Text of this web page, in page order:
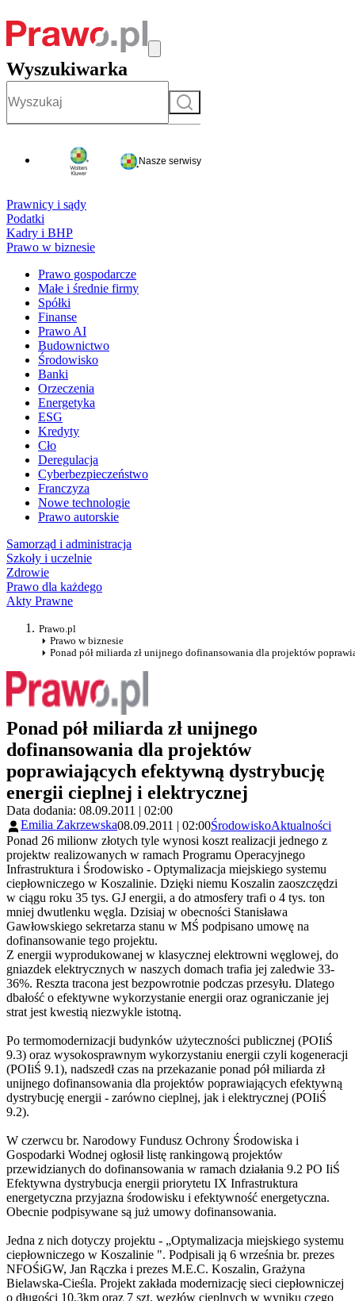
Wyszukiwarka
Szukaj
Nasze serwisy
Prawnicy i sądy
Podatki
Kadry i BHP
Prawo w biznesie
Prawo gospodarcze
Małe i średnie firmy
Spółki
Finanse
Prawo AI
Budownictwo
Środowisko
Banki
Orzeczenia
Energetyka
ESG
Kredyty
Cło
Deregulacja
Cyberbezpieczeństwo
Franczyza
Nowe technologie
Prawo autorskie
Samorząd i administracja
Szkoły i uczelnie
Zdrowie
Prawo dla każdego
Akty Prawne
Prawo.pl
Prawo w biznesie
Ponad pół miliarda zł unijnego dofinansowania dla projektów
Ponad pół miliarda zł unijnego
dofinansowania dla projektów
poprawiających efektywną dystrybucję
energii cieplnej i elektrycznej
Data dodania: 08.09.2011 | 02:00
Emilia Zakrzewska08.09.2011 | 02:00ŚrodowiskoAktualności
Ponad 26 milionw złotych tyle wynosi koszt realizacji jednego z
projektw realizowanych w ramach Programu Operacyjnego
Infrastruktura i Środowisko - Optymalizacja miejskiego systemu
ciepłowniczego w Koszalinie. Dzięki niemu Koszalin zaoszczędzi
w ciągu roku 35 tys. GJ energii, a do atmosfery trafi o 4 tys. ton
mniej dwutlenku węgla. Dzisiaj w obecności Stanisława
Gawłowskiego sekretarza stanu w MŚ podpisano umowę na
dofinansowanie tego projektu.
Z energii wyprodukowanej w klasycznej elektrowni węglowej, do
gniazdek elektrycznych w naszych domach trafia jej zaledwie 33-
36%. Reszta tracona jest bezpowrotnie podczas przesyłu. Dlatego
dbałość o efektywne wykorzystanie energii oraz ograniczanie jej
strat jest kwestią niezwykle istotną.
Po termomodernizacji budynków użyteczności publicznej (POIiŚ
9.3) oraz wysokosprawnym wykorzystaniu energii czyli kogeneracji
(POIiŚ 9.1), nadszedł czas na przekazanie ponad pół miliarda zł
unijnego dofinansowania dla projektów poprawiających efektywną
dystrybucję energii - zarówno cieplnej, jak i elektrycznej (POIiŚ
9.2).
W czerwcu br. Narodowy Fundusz Ochrony Środowiska i
Gospodarki Wodnej ogłosił listę rankingową projektów
przewidzianych do dofinansowania w ramach działania 9.2 PO IiŚ
Efektywna dystrybucja energii priorytetu IX Infrastruktura
energetyczna przyjazna środowisku i efektywność energetyczna.
Obecnie podpisywane są już umowy dofinansowania.
Jedna z nich dotyczy projektu - „Optymalizacja miejskiego systemu
ciepłowniczego w Koszalinie ". Podpisali ją 6 września br. prezes
NFOŚiGW, Jan Rączka i prezes M.E.C. Koszalin, Grażyna
Bielawska-Cieśla. Projekt zakłada modernizację sieci ciepłowniczej
o długości 10,3km oraz 7 szt. węzłów cieplnych w wyniku czego